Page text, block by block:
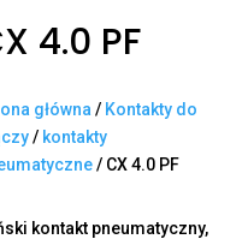
4.0 PF
główna / Kontakty do
/ kontakty
/ CX 4.0 PF
kontakt pneumatyczny,